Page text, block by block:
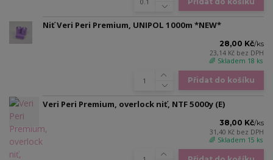
Niť Veri Peri Premium, UNIPOL 1000m *NEW*
28,00 Kč/ks
23,14 Kč bez DPH
🌈 Skladem 18 ks
Přidat do košíku
Veri Peri Premium, overlock niť, NTF 5000y (E)
38,00 Kč/ks
31,40 Kč bez DPH
🌈 Skladem 15 ks